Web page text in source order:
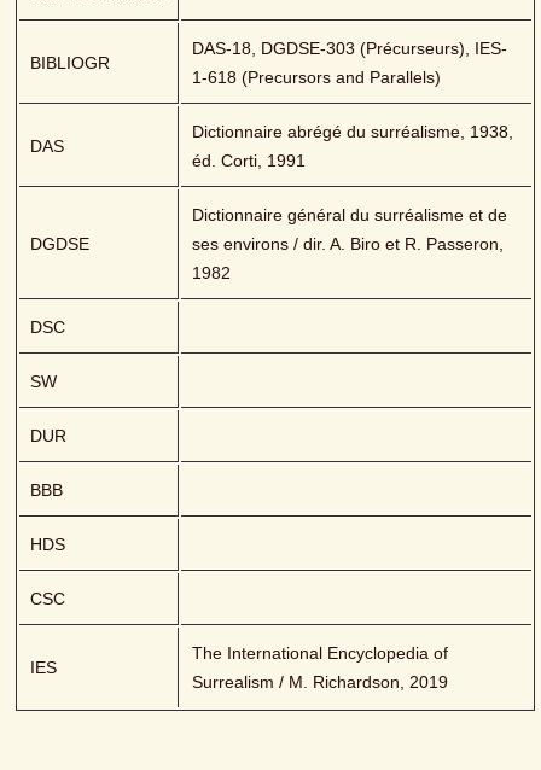
BIBLIOGR
DAS-18, DGDSE-303 (Précurseurs), IES-
1-618 (Precursors and Parallels)
DAS
Dictionnaire abrégé du surréalisme, 1938,
éd. Corti, 1991
DGDSE
Dictionnaire général du surréalisme et de
ses environs / dir. A. Biro et R. Passeron,
1982
DSC
SW
DUR
BBB
HDS
CSC
IES
The International Encyclopedia of
Surrealism / M. Richardson, 2019